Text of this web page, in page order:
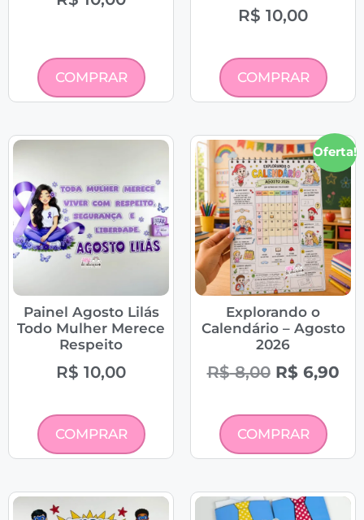
COMPRAR
R$ 10,00
COMPRAR
Painel Agosto Lilás
Todo Mulher Merece
Respeito
R$ 10,00
COMPRAR
Oferta!
Explorando o
Calendário – Agosto
2026
R$8,00 R$6,90
COMPRAR